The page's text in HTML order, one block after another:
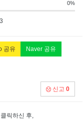
0%
공유 Naver 공유
신고 0
릭하신 후,